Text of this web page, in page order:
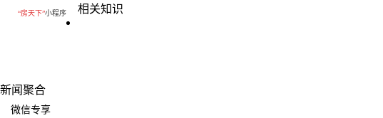
“房天下”小程序 相关知识
新闻聚合
微信专享